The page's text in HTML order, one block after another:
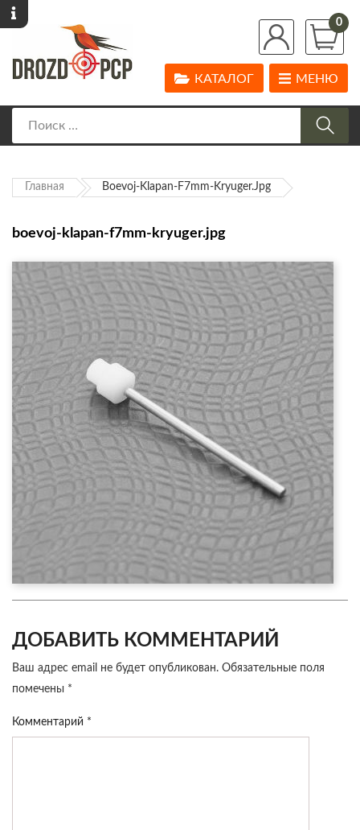
0
МЕНЮ
КАТАЛОГ
Главная Boevoj-Klapan-F7mm-Kryuger.jpg
boevoj-klapan-f7mm-kryuger.jpg
ДОБАВИТЬ КОММЕНТАРИЙ
Ваш адрес email не будет опубликован. Обязательные поля
помечены *
Комментарий *